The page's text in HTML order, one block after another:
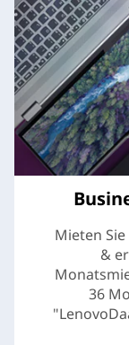
Mieten
&
36